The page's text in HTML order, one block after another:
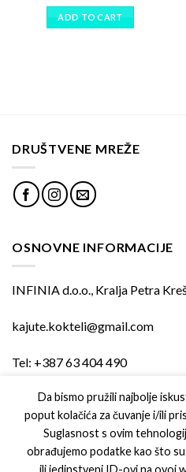
ADD TO CART
DRUŠTVENE MREŽE
OSNOVNE INFORMACIJE
INFINIA d.o.o., Kralja Petra
kajute.kokteli@gmail.com
Tel: +387 63 404 490
PODRŠKA
Uvjeti kupovine
Da bismo pružili najbolje
poput kolačića za čuvanje i/ili
Suglasnost s ovim
obrađujemo podatke kao što
ili jedinstveni ID-ovi na ovoj